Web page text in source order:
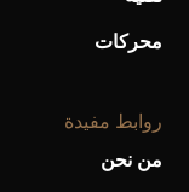
محركات
روابط مفيدة
من نحن